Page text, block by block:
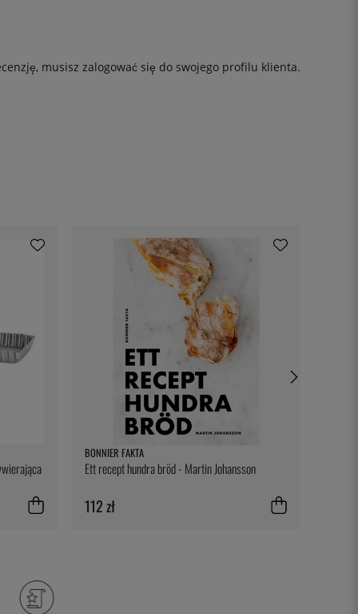
musisz zalogować się do swojego profilu klienta.
BONNIER FAKTA
Ett recept hundra bröd - Martin Johansson
112 zł